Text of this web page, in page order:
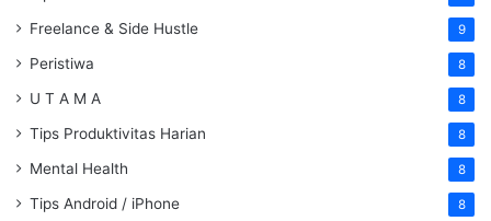
Freelance & Side Hustle 9
Peristiwa 8
U T A M A 8
Tips Produktivitas Harian 8
Mental Health 8
Tips Android / iPhone 8